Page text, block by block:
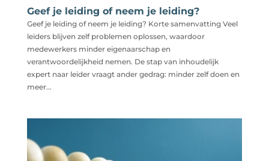
Geef je leiding of neem je leiding?
Geef je leiding of neem je leiding? Korte samenvatting Veel
leiders blijven zelf problemen oplossen, waardoor
medewerkers minder eigenaarschap en
verantwoordelijkheid nemen. De stap van inhoudelijk
expert naar leider vraagt ander gedrag: minder zelf doen en
meer...